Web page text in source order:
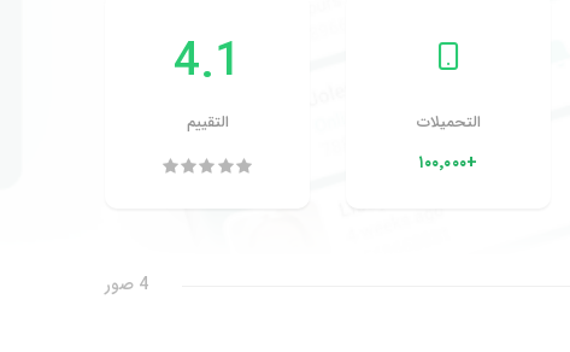
التحميلات
+١٠٠٬٠٠٠
4.1
التقييم
4 صور